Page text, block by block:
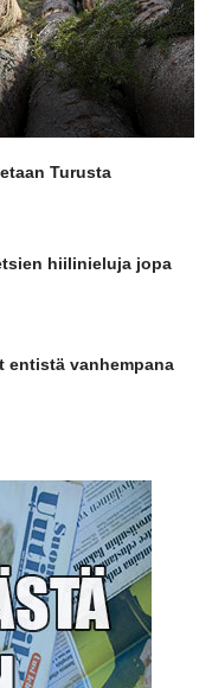
Turusta
hiilinieluja jopa
entistä vanhempana